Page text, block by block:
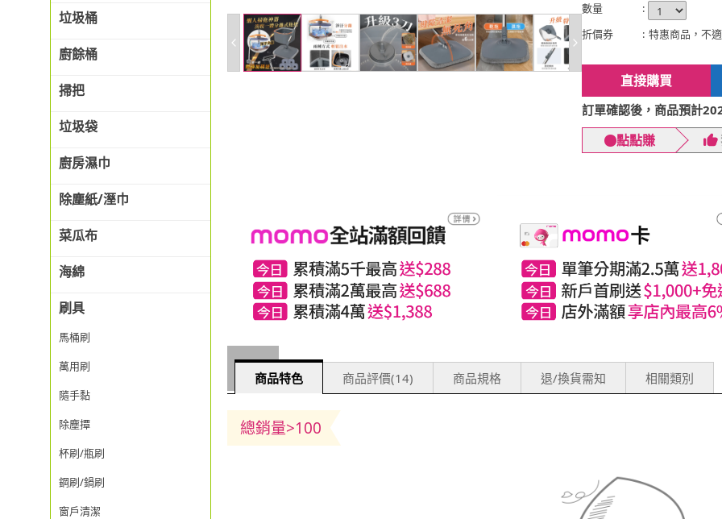
垃圾桶
廚餘桶
掃把
垃圾袋
廚房濕巾
除塵紙/溼巾
菜瓜布
海綿
刷具
馬桶刷
萬用刷
隨手黏
除塵撢
杯刷/瓶刷
鋼刷/鍋刷
窗戶清潔
數量
:
折價券
: 特惠商品，不
直接購買
訂單確認後，商品預計
點點賺
商品特色 商品評價(14) 商品規格 退/換貨需知 相關類別
總銷量>100